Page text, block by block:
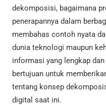
dekomposisi, bagaimana
penerapannya dalam
membahas contoh nyata
dunia teknologi maupun
informasi yang lengkap
bertujuan untuk
tentang konsep
digital saat ini.